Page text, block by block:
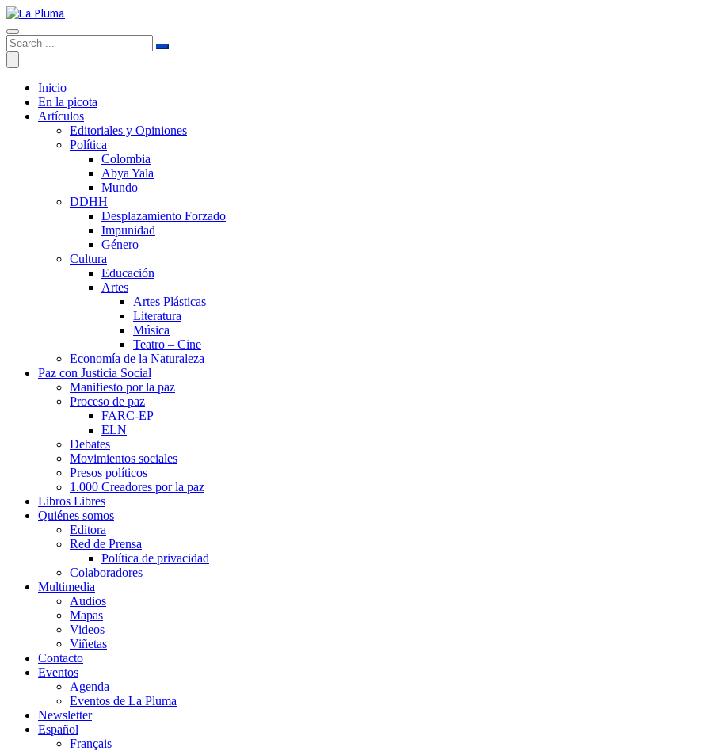
Inicio
En la picota
Artículos
Editoriales y Opiniones
Política
Colombia
Abya Yala
Mundo
DDHH
Desplazamiento Forzado
Impunidad
Género
Cultura
Educación
Artes
Artes Plásticas
Literatura
Música
Teatro – Cine
Economía de la Naturaleza
Paz con Justicia Social
Manifiesto por la paz
Proceso de paz
FARC-EP
ELN
Debates
Movimientos sociales
Presos políticos
1.000 Creadores por la paz
Libros Libres
Quiénes somos
Editora
Red de Prensa
Política de privacidad
Colaboradores
Multimedia
Audios
Mapas
Videos
Viñetas
Contacto
Eventos
Agenda
Eventos de La Pluma
Newsletter
Español
Français